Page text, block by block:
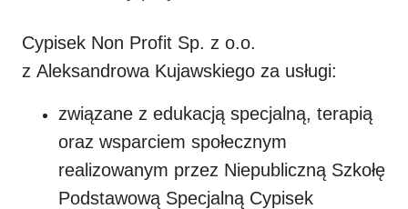
Cypisek Non Profit Sp. z o.o.
z Aleksandrowa Kujawskiego za usługi:
związane z edukacją specjalną, terapią
oraz wsparciem społecznym
realizowanym przez Niepubliczną Szkołę
Podstawową Specjalną Cypisek